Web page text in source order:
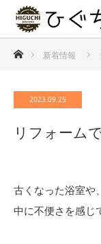
ホーム新着情報
2023.09.25
リフォーム
古くなった浴室や
中に不便さを感じ